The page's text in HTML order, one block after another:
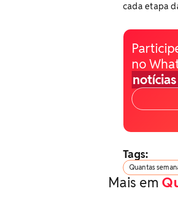
cada etapa
no
Tags:
Quantas
Mais em